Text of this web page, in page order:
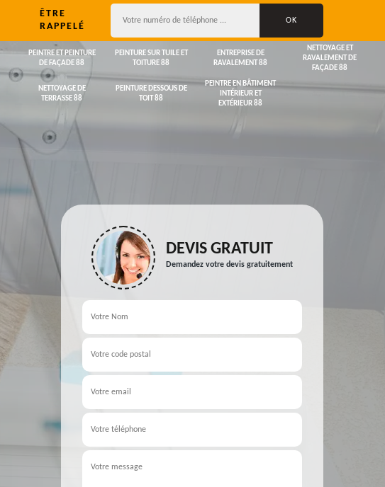
ÊTRE
RAPPELÉ
PEINTRE ET PEINTURE
DE FAÇADE 88
PEINTURE SUR TUILE ET
TOITURE 88
ENTREPRISE DE
RAVALEMENT 88
NETTOYAGE ET
RAVALEMENT DE
FAÇADE 88
NETTOYAGE DE
TERRASSE 88
PEINTURE DESSOUS DE
TOIT 88
PEINTRE EN BÂTIMENT
INTÉRIEUR ET
EXTÉRIEUR 88
DEVIS GRATUIT
Demandez votre devis gratuitement